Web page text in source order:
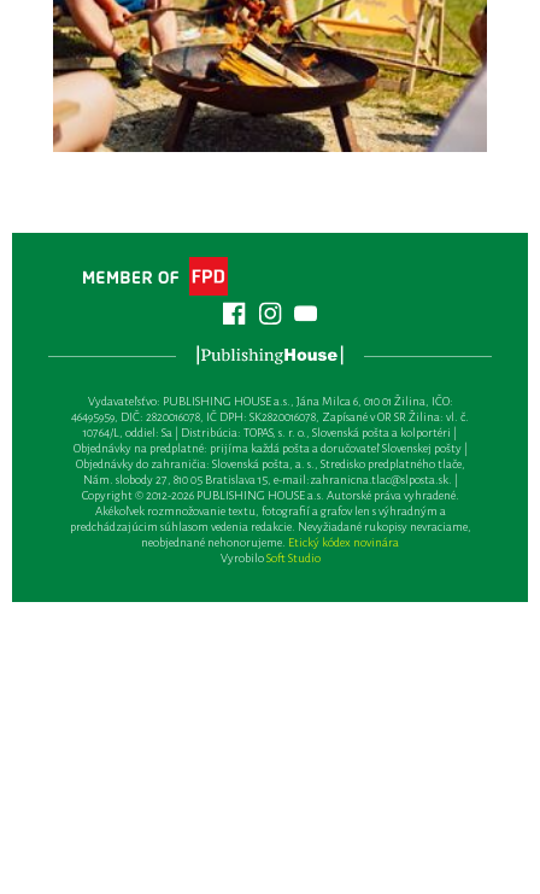
Vydavateľsťvo: PUBLISHING HOUSE a.s., Jána Milca 6, 010 01 Žilina, IČO:
46495959, DIČ: 2820016078, IČ DPH: SK2820016078, Zapísané v OR SR Žilina: vl. č.
10764/L, oddiel: Sa | Distribúcia: TOPAS, s. r. o., Slovenská pošta a kolportéri |
Objednávky na predplatné: prijíma každá pošta a doručovateľ Slovenskej pošty |
Objednávky do zahraničia: Slovenská pošta, a. s., Stredisko predplatného tlače,
Nám. slobody 27, 810 05 Bratislava 15, e-mail:zahranicna.tlac@slposta.sk. |
Copyright © 2012-2026 PUBLISHING HOUSE a.s. Autorské práva vyhradené.
Akékoľvek rozmnožovanie textu, fotografií a grafov len s výhradným a
predchádzajúcim súhlasom vedenia redakcie. Nevyžiadané rukopisy nevraciame,
neobjednané nehonorujeme. Etický kódex novinára
VyrobiloSoft Studio